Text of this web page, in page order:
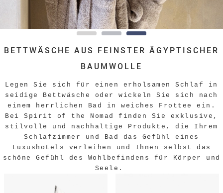
BETTWÄSCHE AUS FEINSTER ÄGYPTISCHER
BAUMWOLLE
Legen Sie sich für einen erholsamen Schlaf in
seidige Bettwäsche oder wickeln Sie sich nach
einem herrlichen Bad in weiches Frottee ein.
Bei Spirit of the Nomad finden Sie exklusive,
stilvolle und nachhaltige Produkte, die Ihrem
Schlafzimmer und Bad das Gefühl eines
Luxushotels verleihen und Ihnen selbst das
schöne Gefühl des Wohlbefindens für Körper und
Seele.